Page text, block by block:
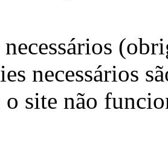
necessários
o site não